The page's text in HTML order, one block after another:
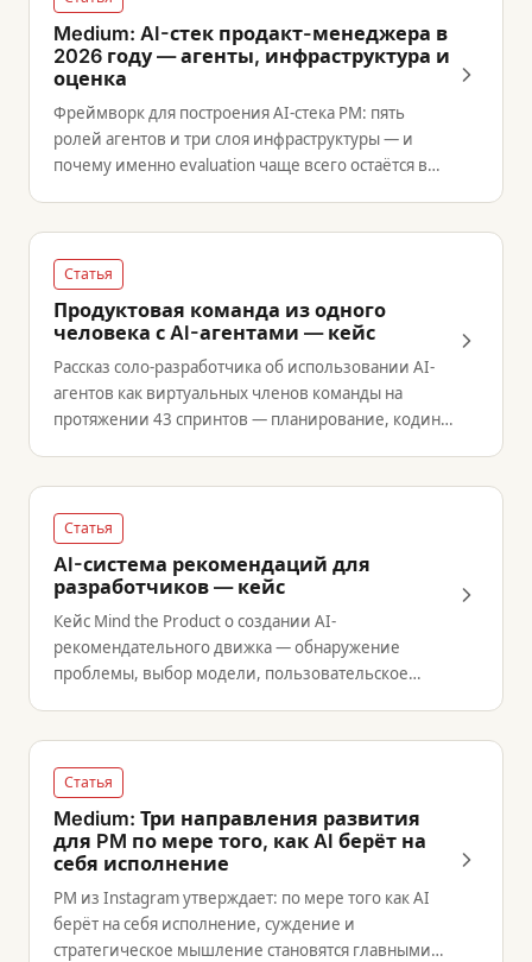
Medium: AI-стек продакт-менеджера в
2026 году — агенты, инфраструктура и
оценка
Фреймворк для построения AI-стека PM: пять
ролей агентов и три слоя инфраструктуры — и
почему именно evaluation чаще всего остаётся в
Статья
Продуктовая команда из одного
человека с AI-агентами — кейс
Рассказ соло-разработчика об использовании AI-
агентов как виртуальных членов команды на
протяжении 43 спринтов — планирование, кодинг,
Статья
AI-система рекомендаций для
разработчиков — кейс
Кейс Mind the Product о создании AI-
рекомендательного движка — обнаружение
проблемы, выбор модели, пользовательское
Статья
Medium: Три направления развития
для PM по мере того, как AI берёт на
себя исполнение
PM из Instagram утверждает: по мере того как AI
берёт на себя исполнение, суждение и
стратегическое мышление становятся главными